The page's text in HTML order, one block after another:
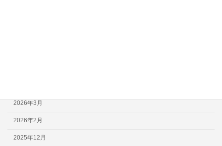
2026年3月
2026年2月
2025年12月